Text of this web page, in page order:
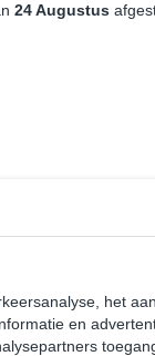
3M tape. De
montage-
praktische,
oude
en eenvoudige
op maat
eruit als een
Beschermer
24 Augustus
het
en